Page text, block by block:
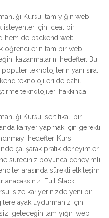
Kursu, tam yığın web
isteyenler için ideal bir
hem de backend web
öğrencilerin tam bir web
kazanmalarını hedefler. Bu
teknolojilerin yanı sıra,
teknolojileri de dahil
teknolojileri hakkında
Kursu, sertifikalı bir
kariyer yapmak için gerekli
hedefler. Kurs
çalışarak pratik deneyimler
süreciniz boyunca deneyimli
arasında sürekli etkileşim
Full Stack
size kariyerinizde yeni bir
ayak uydurmanız için
geleceğin tam yığın web